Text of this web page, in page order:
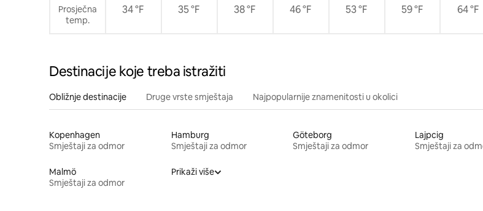
Prosječna
temp.
34 °F 35 °F 38 °F 46 °F 53 °F 59 °F 64 °F
Destinacije koje treba istražiti
Obližnje destinacije Druge vrste smještaja Najpopularnije znamenitosti u okolici
Kopenhagen
Smještaji za odmor
Hamburg
Smještaji za odmor
Göteborg
Smještaji za odmor
Lajpcig
Smještaji za
Malmö
Smještaji za odmor
Prikaži više